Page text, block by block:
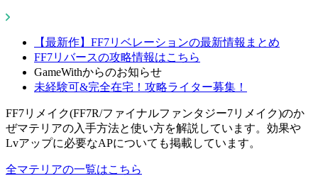
【最新作】FF7リベレーションの最新情報まとめ
FF7リバースの攻略情報はこちら
GameWithからのお知らせ
未経験可&完全在宅！攻略ライター募集！
FF7リメイク(FF7R/ファイナルファンタジー7リメイク)のか
ぜマテリアの入手方法と使い方を解説しています。効果や
Lvアップに必要なAPについても掲載しています。
全マテリアの一覧はこちら